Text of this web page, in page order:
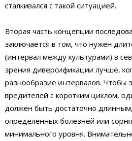
сталкивался с такой ситуацией.
Вторая часть концепции
заключается в том, что нужен
(интервал между культурами) в
зрения диверсификации лучше,
разнообразие интервалов. Чтобы
вредителей с коротким циклом,
должен быть достаточно
определенных болезней или
минимального уровня.